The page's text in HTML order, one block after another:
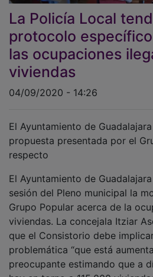
La Policía Local
protocolo específico
las ocupaciones
viviendas
propuesta presentada por el
respecto
sesión del Pleno municipal la
Grupo Popular acerca de la
viviendas. La concejala Itziar
que el Consistorio debe
problemática “que está
preocupante estimando que a
hay en torno a 115.000